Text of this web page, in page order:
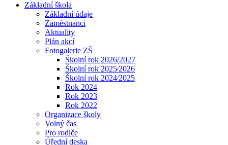
Základní škola
Základní údaje
Zaměstnanci
Aktuality
Plán akcí
Fotogalerie ZŠ
Školní rok 2026/2027
Školní rok 2025⁄2026
Školní rok 2024⁄2025
Rok 2024
Rok 2023
Rok 2022
Organizace školy
Volný čas
Pro rodiče
Úřední deska